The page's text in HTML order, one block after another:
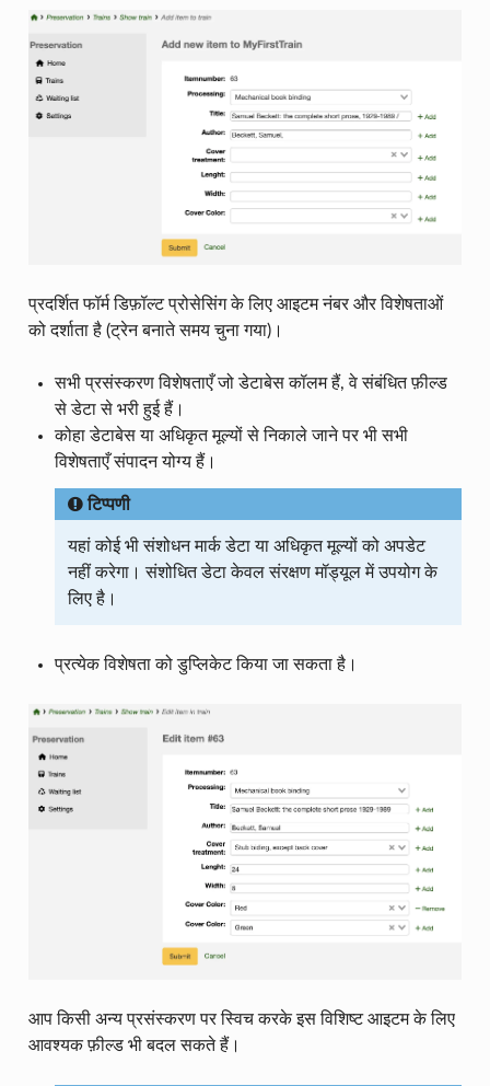
प्रदर्शित फॉर्म डिफ़ॉल्ट प्रोसेसिंग के लिए आइटम नंबर और विशेषताओं
को दर्शाता है (ट्रेन बनाते समय चुना गया)।
सभी प्रसंस्करण विशेषताएँ जो डेटाबेस कॉलम हैं, वे संबंधित फ़ील्ड
से डेटा से भरी हुई हैं।
कोहा डेटाबेस या अधिकृत मूल्यों से निकाले जाने पर भी सभी
विशेषताएँ संपादन योग्य हैं।
टिप्पणी
यहां कोई भी संशोधन मार्क डेटा या अधिकृत मूल्यों को अपडेट
नहीं करेगा। संशोधित डेटा केवल संरक्षण मॉड्यूल में उपयोग के
लिए है।
प्रत्येक विशेषता को डुप्लिकेट किया जा सकता है।
आप किसी अन्य प्रसंस्करण पर स्विच करके इस विशिष्ट आइटम के लिए
आवश्यक फ़ील्ड भी बदल सकते हैं।